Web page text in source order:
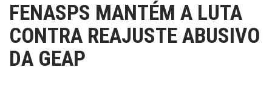
FENASPS MANTÉM A LUTA
CONTRA REAJUSTE ABUSIVO
DA GEAP